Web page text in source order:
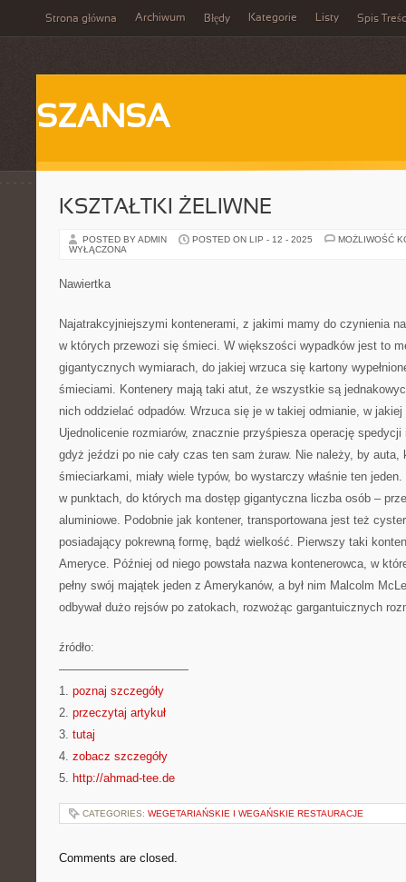
Strona główna Archiwum Błędy Kategorie Listy Spis
SZANSA
KSZTAŁTKI ŻELIWNE
POSTED BY ADMIN POSTED ON LIP - 12 - 2025
MOŻLIWOŚĆ
WYŁĄCZONA
Nawiertka
Najatrakcyjniejszymi kontenerami, z jakimi mamy do czynienia
w których przewozi się śmieci. W większości wypadków jest to
gigantycznych wymiarach, do jakiej wrzuca się kartony
śmieciami. Kontenery mają taki atut, że wszystkie są
nich oddzielać odpadów. Wrzuca się je w takiej odmianie, w
Ujednolicenie rozmiarów, znacznie przyśpiesza operację spedycji
gdyż jeździ po nie cały czas ten sam żuraw. Nie należy, by
śmieciarkami, miały wiele typów, bo wystarczy właśnie ten
w punktach, do których ma dostęp gigantyczna liczba osób –
aluminiowe. Podobnie jak kontener, transportowana jest też
posiadający pokrewną formę, bądź wielkość. Pierwszy taki
Ameryce. Później od niego powstała nazwa kontenerowca, w
pełny swój majątek jeden z Amerykanów, a był nim Malcolm
odbywał dużo rejsów po zatokach, rozwożąc gargantuicznych
źródło:
———————————
1. poznaj szczegóły
2. przeczytaj artykuł
3. tutaj
4. zobacz szczegóły
5. http://ahmad-tee.de
CATEGORIES: WEGETARIAŃSKIE I WEGAŃSKIE RESTAURACJE
Comments are closed.